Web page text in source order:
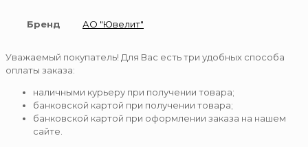
Бренд АО "Ювелит"
Уважаемый покупатель! Для Вас есть три удобных способа
оплаты заказа:
наличными курьеру при получении товара;
банковской картой при получении товара;
банковской картой при оформлении заказа на нашем
сайте.